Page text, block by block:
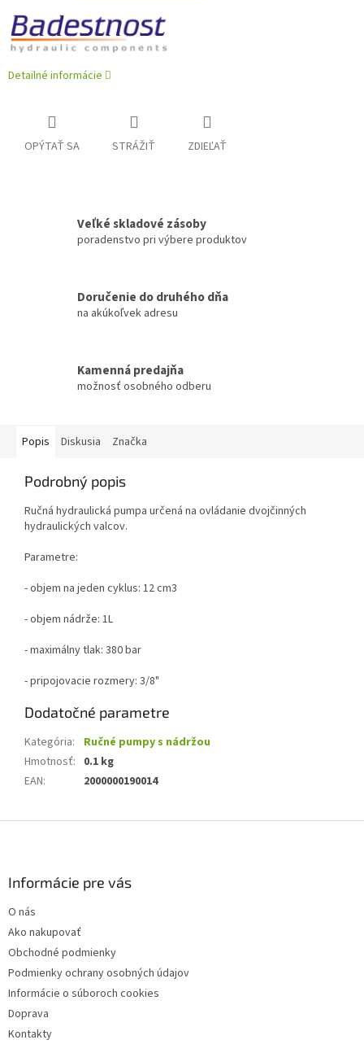
Detailné informácie
OPÝTAŤ SA STRÁŽIŤ ZDIEĽAŤ
Veľké skladové zásoby
poradenstvo pri výbere produktov
Doručenie do druhého dňa
na akúkoľvek adresu
Kamenná predajňa
možnosť osobného odberu
Popis Diskusia Značka
Podrobný popis
Ručná hydraulická pumpa určená na ovládanie dvojčinných
hydraulických valcov.
Parametre:
- objem na jeden cyklus: 12 cm3
- objem nádrže: 1L
- maximálny tlak: 380 bar
- pripojovacie rozmery: 3/8"
Dodatočné parametre
Kategória:
Ručné pumpy s nádržou
Hmotnosť: 0.1 kg
EAN: 2000000190014
Informácie pre vás
O nás
Ako nakupovať
Obchodné podmienky
Podmienky ochrany osobných údajov
Informácie o súboroch cookies
Doprava
Kontakty